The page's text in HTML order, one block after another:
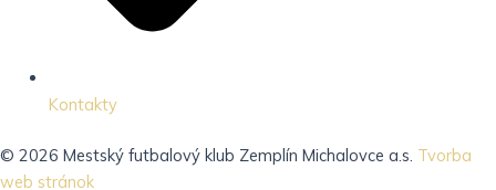
Kontakty
© 2026 Mestský futbalový klub Zemplín Michalovce a.s. Tvorba
web stránok